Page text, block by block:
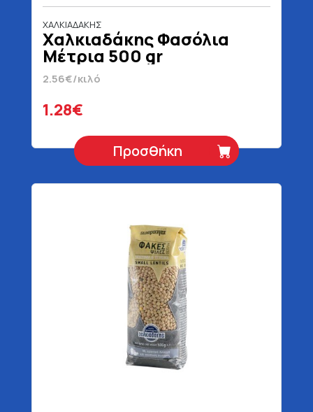
ΧΑΛΚΙΑΔΑΚΗΣ
Χαλκιαδάκης Φασόλια
Μέτρια 500 gr
2.56€/κιλό
1.28€
Προσθήκη